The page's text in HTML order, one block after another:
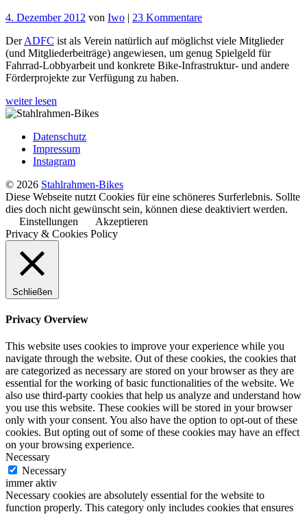
4. Dezember 2012 von Iwo | 23 Kommentarezu
Stahl
unterm
Baum:
DerADFC ist als Verein natürlich auf möglichst viele Mitglieder
(und Mitgliederbeiträge) angewiesen, um genug Spielgeld für
Fahrrad-Lobbyarbeit und konkrete Bike-Infrastruktur- und andere
Förderprojekte zur Verfügung zu haben.
weiter lesen
Datenschutz
Impressum
Instagram
© 2026 Stahlrahmen-Bikes
Diese Webseite nutzt Cookies für eine schöneres Surferlebnis. Sollte
dies doch nicht gewünscht sein, können diese deaktiviert werden.
Einstellungen
Akzeptieren
Privacy & Cookies Policy
Schließen
Privacy Overview
This website uses cookies to improve your experience while you
navigate through the website. Out of these cookies, the cookies that
are categorized as necessary are stored on your browser as they are
essential for the working of basic functionalities of the website. We
also use third-party cookies that help us analyze and understand how
you use this website. These cookies will be stored in your browser
only with your consent. You also have the option to opt-out of these
cookies. But opting out of some of these cookies may have an effect
on your browsing experience.
Necessary
Necessary
immer aktiv
Necessary cookies are absolutely essential for the website to
function properly. This category only includes cookies that ensures